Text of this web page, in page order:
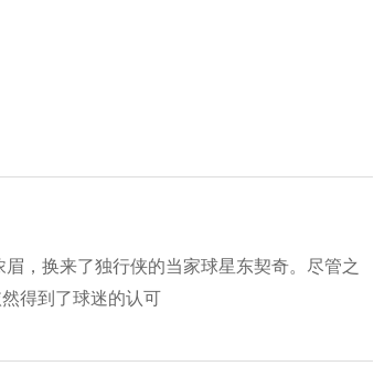
，换来了独行侠的当家球星东契奇。尽管之
得到了球迷的认可